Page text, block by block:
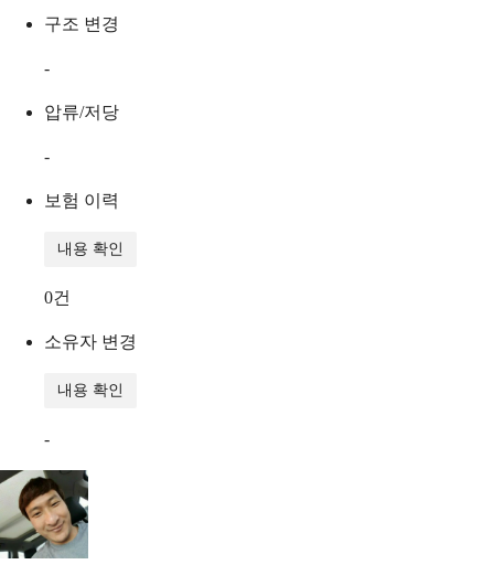
구조 변경
-
압류/저당
-
보험 이력
내용 확인
0건
소유자 변경
내용 확인
-